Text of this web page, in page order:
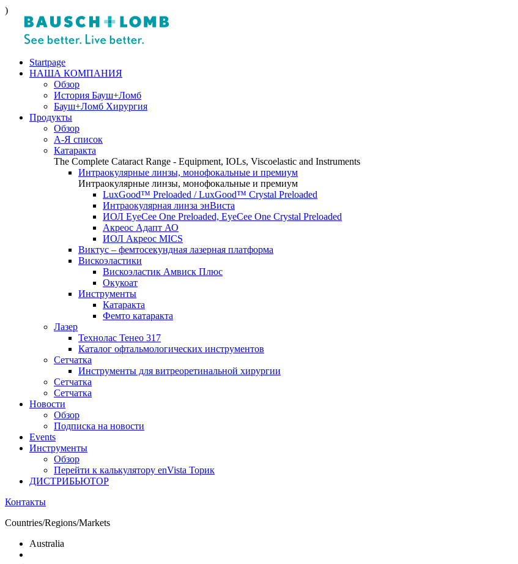
)
Startpage
НАША КОМПАНИЯ
Обзор
История Бауш+Ломб
Бауш+Ломб Хирургия
Продукты
Обзор
А-Я список
Катаракта
The Complete Cataract Range - Equipment, IOLs, Viscoelastic and Instruments
Интраокулярные линзы, монофокальные и премиум
Интраокулярные линзы, монофокальные и премиум
LuxGood™ Preloaded / LuxGood™ Crystal Preloaded
Интраокулярная линза энВиста
ИОЛ EyeCee One Preloaded, EyeCee One Crystal Preloaded
Акреос Адапт АО
ИОЛ Акреос MICS
Виктус – фемтосекундная лазерная платформа
Вискоэластики
Вискоэластик Амвиск Плюс
Окукоат
Инструменты
Катаракта
Фемто катаракта
Лазер
Технолас Тенео 317
Каталог офтальмологических инструментов
Сетчатка
Инструменты для витреоретинальной хирургии
Сетчатка
Сетчатка
Новости
Обзор
Подписка на новости
Events
Инструменты
Обзор
Перейти к калькулятору enVista Торик
ДИСТРИБЬЮТОР
Контакты
Countries/Regions/Markets
Australia